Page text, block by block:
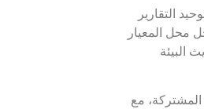
وتوحيد التقارير
المصرية. صدر هذا المعيار بموجب قرار وزير الاستثمار رقم (110) لسنة 2015، ليحل محل المعيار
البيئة
المشتركة، مع